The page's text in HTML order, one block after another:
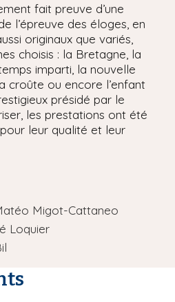
fait preuve d’une
l’épreuve des éloges, en
originaux que variés,
choisis : la Bretagne, la
imparti, la nouvelle
croûte ou encore l’enfant
présidé par le
les prestations ont été
leur qualité et leur
Migot-Cattaneo
Loquier